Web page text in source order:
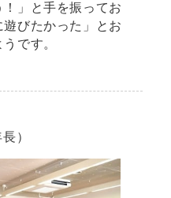
！」と手を振ってお
びたかった」とお
です。
）